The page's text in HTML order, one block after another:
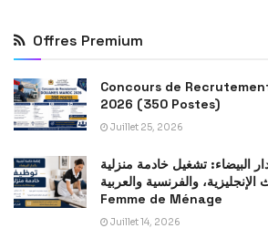
Offres Premium
Concours de
2026 (350 Postes)
Juillet 25, 2026
البيضاء: تشغيل خادمة منزلية
والفرنسية والعربية
Femme de Ménage
Juillet 14, 2026